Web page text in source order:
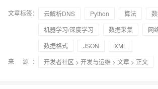
文章标签： 云解析DNS Python 算法
机器学习/深度学习
数据采集
网
数据格式
JSON
XML
来 源：
开发者社区 > 开发与运维 > 文章 > 正文